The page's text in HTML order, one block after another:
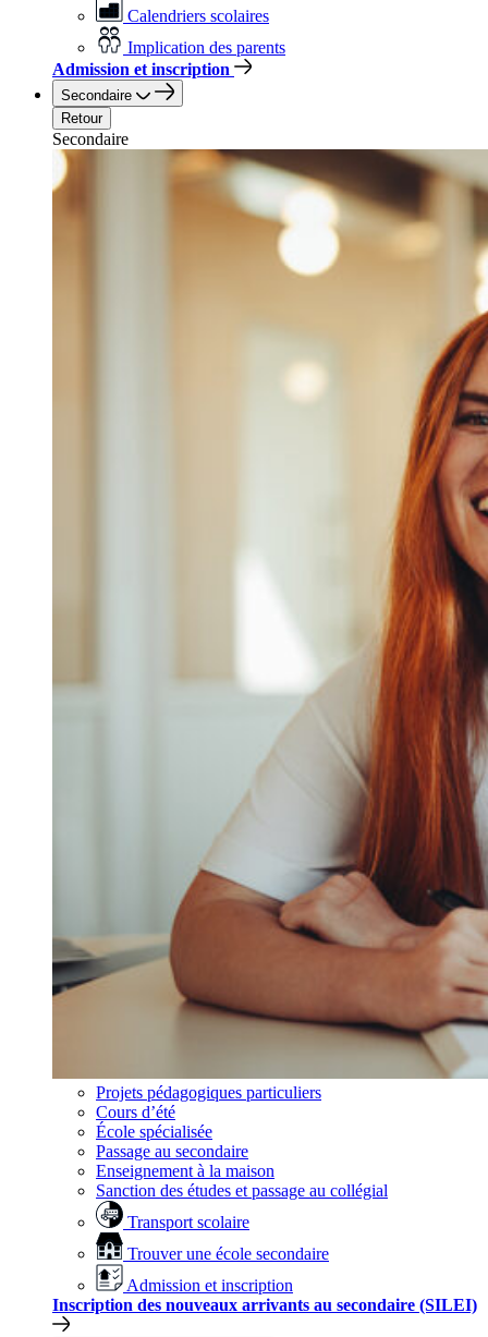
Calendriers scolaires
Implication des parents
Admission et inscription
Secondaire
Retour
Secondaire
Projets pédagogiques particuliers
Cours d’été
École spécialisée
Passage au secondaire
Enseignement à la maison
Sanction des études et passage au collégial
Transport scolaire
Trouver une école secondaire
Admission et inscription
Inscription des nouveaux arrivants au secondaire (SILEI)